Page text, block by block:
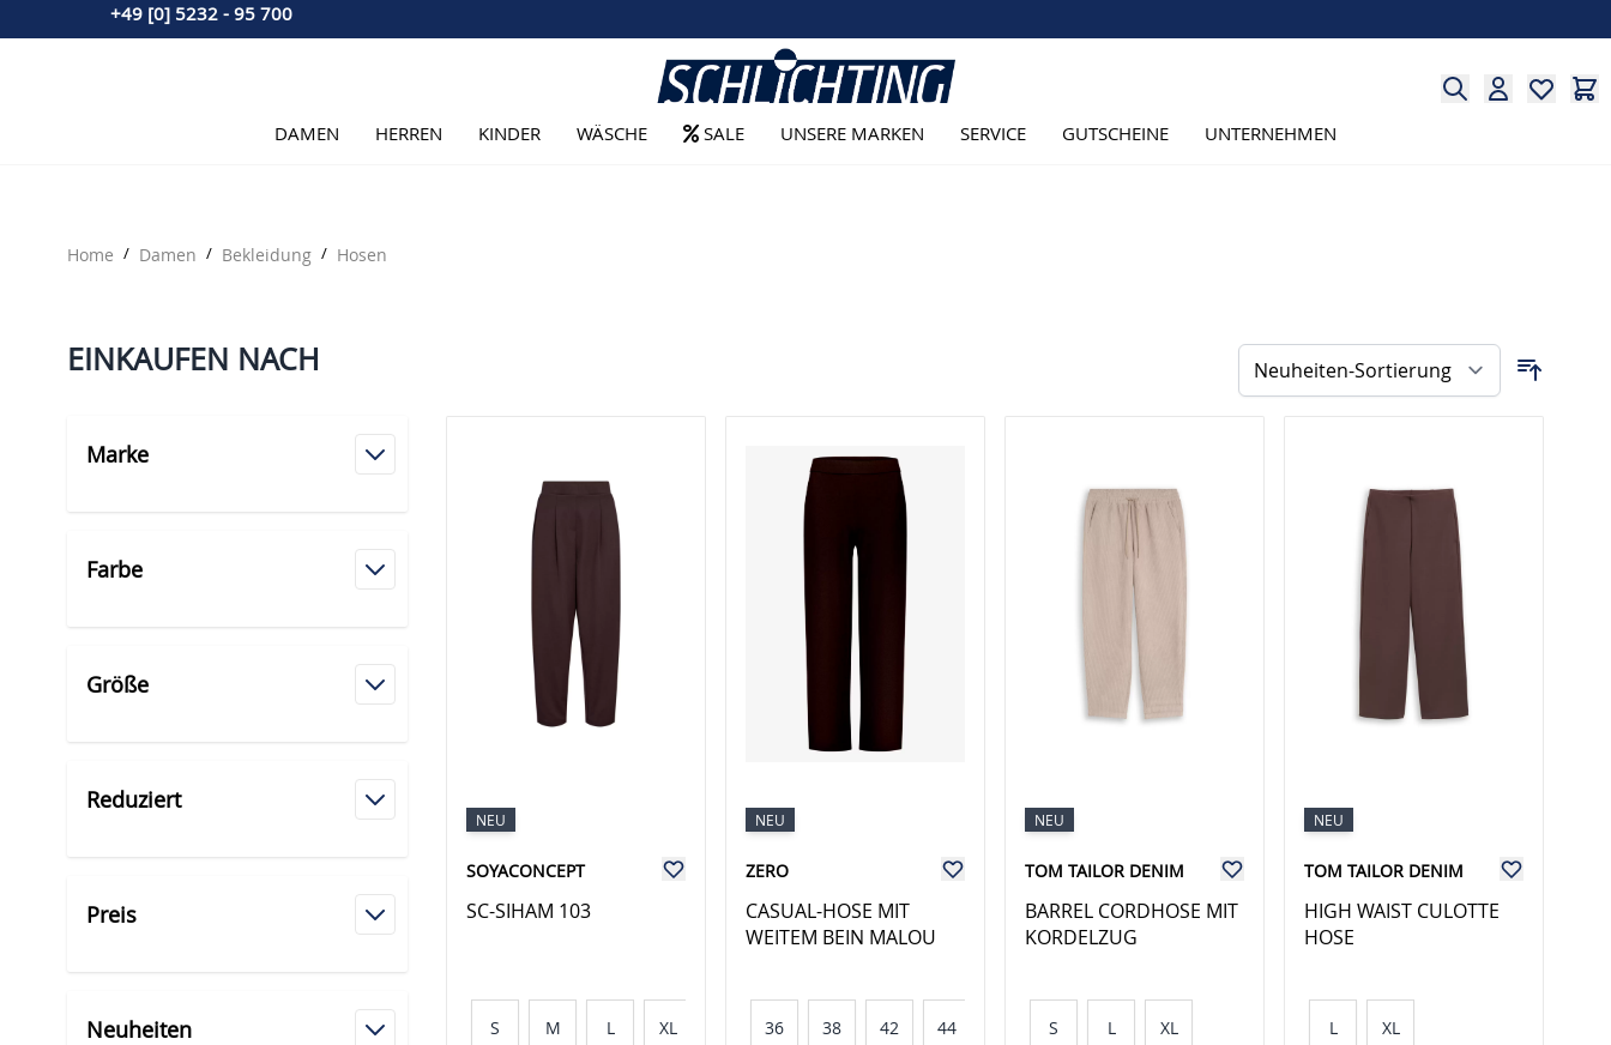
+49 [0] 5232 - 95 700
DAMEN HERREN KINDER WÄSCHE SALE UNSERE MARKEN SERVICE GUTSCHEINE UNTERNEHMEN
Home / Damen / Bekleidung / Hosen
EINKAUFEN NACH
Marke
Farbe
Größe
Reduziert
Preis
Neuheiten
NEU
SOYACONCEPT
SC-SIHAM 103
S M L XL
NEU
ZERO
CASUAL-HOSE MIT
WEITEM BEIN MALOU
36 38 42 44
NEU
TOM TAILOR DENIM
BARREL CORDHOSE MIT
KORDELZUG
S L XL
NEU
TOM TAILOR DENIM
HIGH WAIST CULOTTE
HOSE
L XL